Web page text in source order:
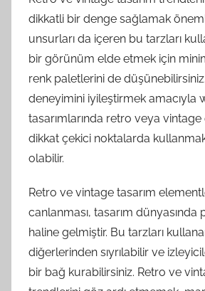
dikkatli bir denge sağlamak
unsurları da içeren bu tarzları
bir görünüm elde etmek için
renk paletlerini de düşünebilirsiniz.
deneyimini iyileştirmek amacıyla
tasarımlarında retro veya
dikkat çekici noktalarda
olabilir.
Retro ve vintage tasarım
canlanması, tasarım
haline gelmiştir. Bu tarzları
diğerlerinden sıyrılabilir ve
bir bağ kurabilirsiniz. Retro ve